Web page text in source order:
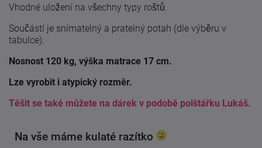
Vhodné uložení na všechny typy roštů.
Součástí je snímatelný a pratelný potah (dle výběru v
tabulce).
Nosnost 120 kg, výška matrace 17 cm.
Lze vyrobit i atypický rozměr.
Těšit se také můžete na dárek v podobě polštářku Lukáš.
Na vše máme kulaté razítko